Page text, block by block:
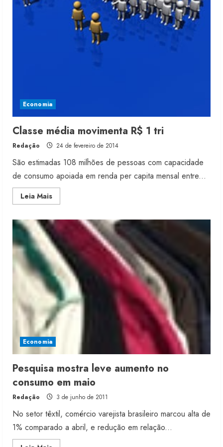
atividade
comercial
Economia
Classe média movimenta R$ 1 tri
Redação 24 de fevereiro de 2014
São estimadas 108 milhões de pessoas com capacidade
de consumo apoiada em renda per capita mensal entre...
Leia MaisRead
more
média
movimenta
R$
1
tri
Economia
Pesquisa mostra leve aumento no
consumo em maio
Redação 3 de junho de 2011
No setor têxtil, comércio varejista brasileiro marcou alta de
1% comparado a abril, e redução em relação...